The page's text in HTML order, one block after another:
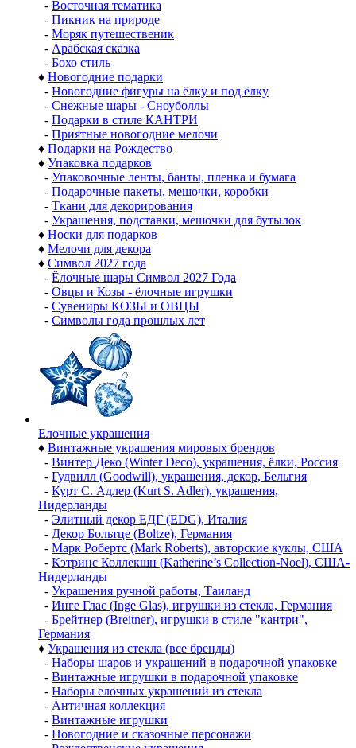
- Восточная тематика
- Пикник на природе
- Моряк путешественик
- Арабская сказка
- Бохо стиль
♦ Новогодние подарки
- Новогодние фигуры на ёлку и под ёлку
- Снежные шары - Сноуболлы
- Подарки в стиле КАНТРИ
- Приятные новогодние мелочи
♦ Подарки на Рождество
♦ Упаковка подарков
- Упаковочные ленты, банты, пленка и бумага
- Подарочные пакеты, мешочки, коробки
- Ткани для декорирования
- Украшения, подставки, мешочки для бутылок
♦ Носки для подарков
♦ Мелочи для декора
♦ Символ 2027 года
- Ёлочные шары Символ 2027 Года
- Овцы и Козы - ёлочные игрушки
- Сувениры КОЗЫ и ОВЦЫ
- Символы года прошлых лет
Елочные украшения
♦ Винтажные украшения мировых брендов
- Винтер Деко (Winter Deco), украшения, ёлки, Россия
- Гудвилл (Goodwill), украшения, декор, Бельгия
- Курт С. Адлер (Kurt S. Adler), украшения,
Нидерланды
- Элитный декор ЕДГ (EDG), Италия
- Декор Больтце (Boltze), Германия
- Марк Робертс (Mark Roberts), авторские куклы, США
- Кэтринс Коллекшн (Katherine’s Collection-Noel), США-
Нидерланды
- Украшения ручной работы, Таиланд
- Инге Глас (Inge Glas), игрушки из стекла, Германия
- Брейтнер (Breitner), игрушки в стиле "кантри",
Германия
♦ Украшения из стекла (все бренды)
- Наборы шаров и украшений в подарочной упаковке
- Винтажные игрушки в подарочной упаковке
- Наборы елочных украшений из стекла
- Античная коллекция
- Винтажные игрушки
- Новогодние и сказочные персонажи